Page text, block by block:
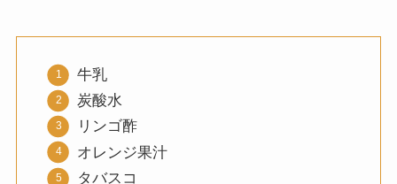
牛乳
炭酸水
リンゴ酢
オレンジ果汁
タバスコ